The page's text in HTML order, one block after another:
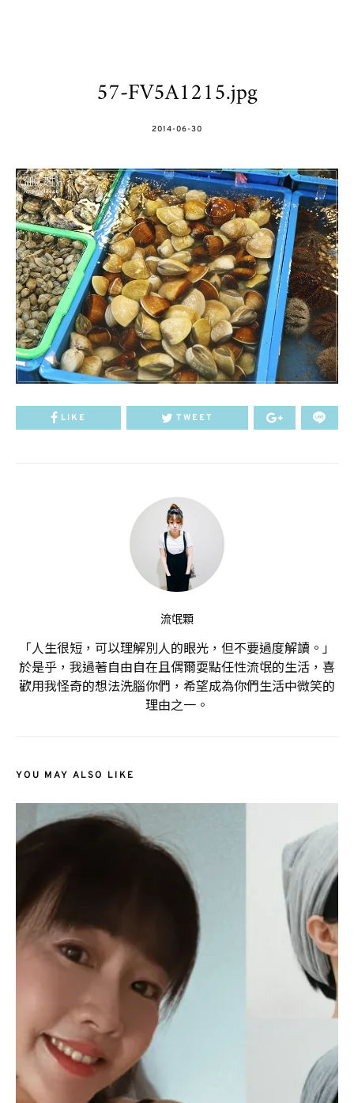
57-FV5A1215.jpg
POSTED
2014-06-30
LIKE TWEET
流氓顆
「人生很短，可以理解別人的眼光，但不要過度解讀。」
於是乎，我過著自由自在且偶爾耍點任性流氓的生活，喜
歡用我怪奇的想法洗腦你們，希望成為你們生活中微笑的
理由之一。
YOU MAY ALSO LIKE